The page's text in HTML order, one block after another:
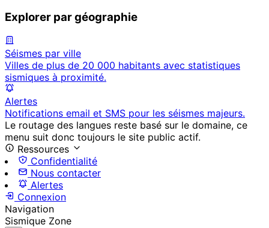
Explorer par géographie
Séismes par ville
Villes de plus de 20 000 habitants avec statistiques
sismiques à proximité.
Alertes
Notifications email et SMS pour les séismes majeurs.
Le routage des langues reste basé sur le domaine, ce
menu suit donc toujours le site public actif.
Ressources
Confidentialité
Nous contacter
Alertes
Connexion
Navigation
Sismique Zone